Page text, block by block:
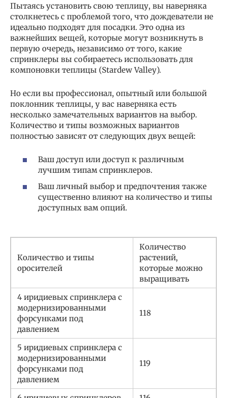
Пытаясь установить свою теплицу, вы наверняка
столкнетесь с проблемой того, что дождеватели не
идеально подходят для посадки. Это одна из
важнейших вещей, которые могут возникнуть в
первую очередь, независимо от того, какие
спринклеры вы собираетесь использовать для
компоновки теплицы (Stardew Valley).
Но если вы профессионал, опытный или большой
поклонник теплицы, у вас наверняка есть
несколько замечательных вариантов на выбор.
Количество и типы возможных вариантов
полностью зависят от следующих двух вещей:
Ваш доступ или доступ к различным
лучшим типам спринклеров.
Ваш личный выбор и предпочтения также
существенно влияют на количество и типы
доступных вам опций.
Количество и типы
оросителей
Количество
растений,
которые можно
выращивать
4 иридиевых спринклера с
модернизированными
форсунками под
давлением
118
5 иридиевых спринклера с
модернизированными
форсунками под
давлением
119